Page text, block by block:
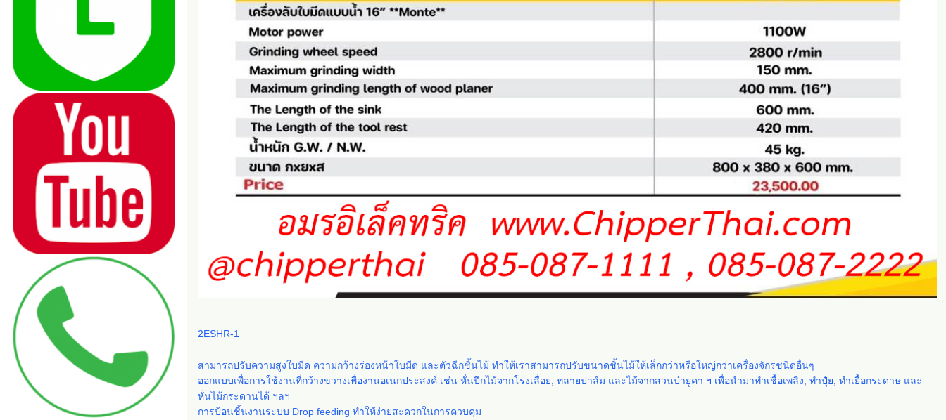
2ESHR-1
สามารถปรับความสูงใบมีด ความกว้างร่องหน้าใบมีด และตัวฉีกชิ้นไม้ ทำให้เราสามารถปรับขนาดชิ้นไม้ให้เล็กกว่าหรือใหญ่กว่าเครื่องจักรชนิดอื่นๆ
ออกแบบเพื่อการใช้งานที่กว้างขวางเพื่องานอเนกประสงค์ เช่น หั่นปีกไม้จากโรงเลื่อย, ทลายปาล์ม และไม้จากสวนป่ายูคา ฯ เพื่อนำมาทำเชื้อเพลิง, ทำปุ๋ย, ทำเยื้อกระดาษ และ
หั่นไม้กระดานได้ ฯลฯ
การป้อนชิ้นงานระบบ Drop feeding ทำให้ง่ายสะดวกในการควบคุม